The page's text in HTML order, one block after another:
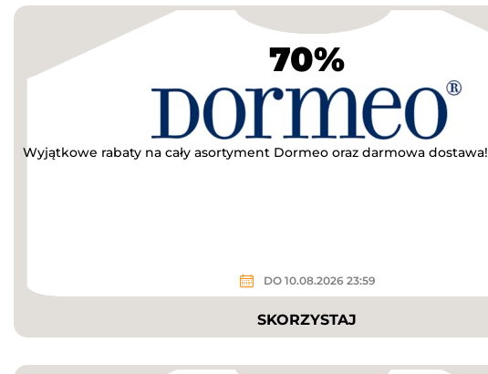
70%
Wyjątkowe rabaty na cały asortyment Dormeo oraz darmowa dostawa!
DO 10.08.2026 23:59
SKORZYSTAJ